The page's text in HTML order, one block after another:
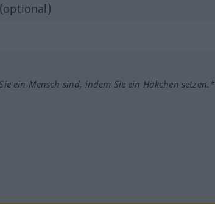
ein Mensch sind, indem Sie ein Häkchen setzen.*